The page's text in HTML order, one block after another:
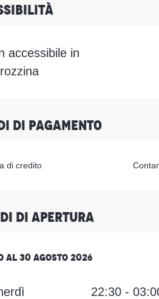
accessibile in
di pagamento
di credito
di apertura
1 luglio 2026al30 agosto 2026
al30 agosto 2026
22:30 -